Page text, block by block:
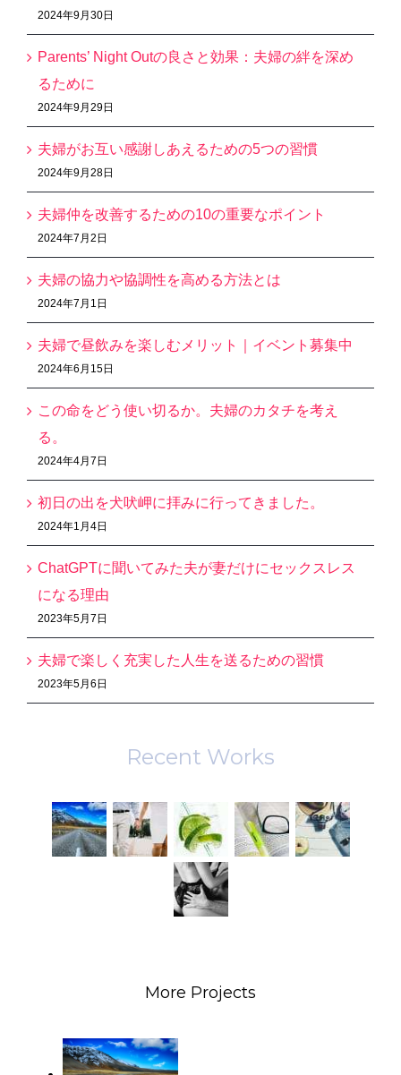
2024年9月30日
Parents’ Night Outの良さと効果：夫婦の絆を深め
るために
2024年9月29日
夫婦がお互い感謝しあえるための5つの習慣
2024年9月28日
夫婦仲を改善するための10の重要なポイント
2024年7月2日
夫婦の協力や協調性を高める方法とは
2024年7月1日
夫婦で昼飲みを楽しむメリット｜イベント募集中
2024年6月15日
この命をどう使い切るか。夫婦のカタチを考え
る。
2024年4月7日
初日の出を犬吠岬に拝みに行ってきました。
2024年1月4日
ChatGPTに聞いてみた夫が妻だけにセックスレス
になる理由
2023年5月7日
夫婦で楽しく充実した人生を送るための習慣
2023年5月6日
Recent Works
More Projects
Self